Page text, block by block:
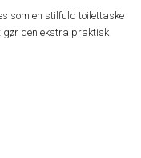
som en stilfuld toilettaske
gør den ekstra praktisk